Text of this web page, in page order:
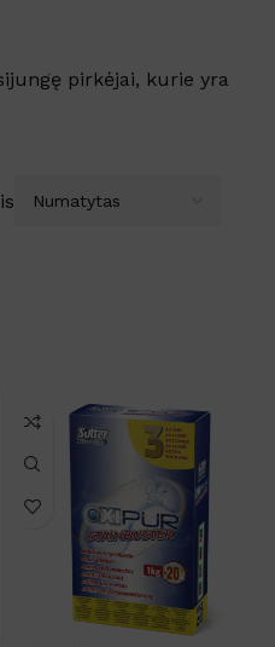
pirkėjai, kurie yra